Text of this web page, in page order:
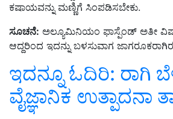
ಕಷಾಯವನ್ನು ಮಣ್ಣಿಗೆ ಸಿಂಪಡಿಸಬೇಕು.
ಸೂಚನೆ: ಅಲ್ಯೂಮಿನಿಯಂ ಫಾಸ್ಪೆಂಡ್‌ ಅತೀ
ಆದ್ದರಿಂದ ಇದನ್ನು ಬಳಸುವಾಗ
ಇದನ್ನೂ ಓದಿರಿ: ರಾಗಿ
ವೈಜ್ಞಾನಿಕ ಉತ್ಪಾದನಾ